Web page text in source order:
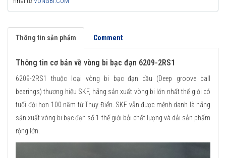
Thông tin sản phẩm Comment
Thông tin cơ bản về vòng bi bạc đạn 6209-2RS1
6209-2RS1 thuộc loại vòng bi bạc đạn cầu (Deep groove ball
bearings) thương hiệu SKF, hãng sản xuất vòng bi lớn nhất thế giới có
tuổi đời hơn 100 năm từ Thụy Điển. SKF vẫn được mệnh danh là hãng
sản xuất vòng bi bạc đạn số 1 thế giới bởi chất lượng và dải sản phẩm
rộng lớn.